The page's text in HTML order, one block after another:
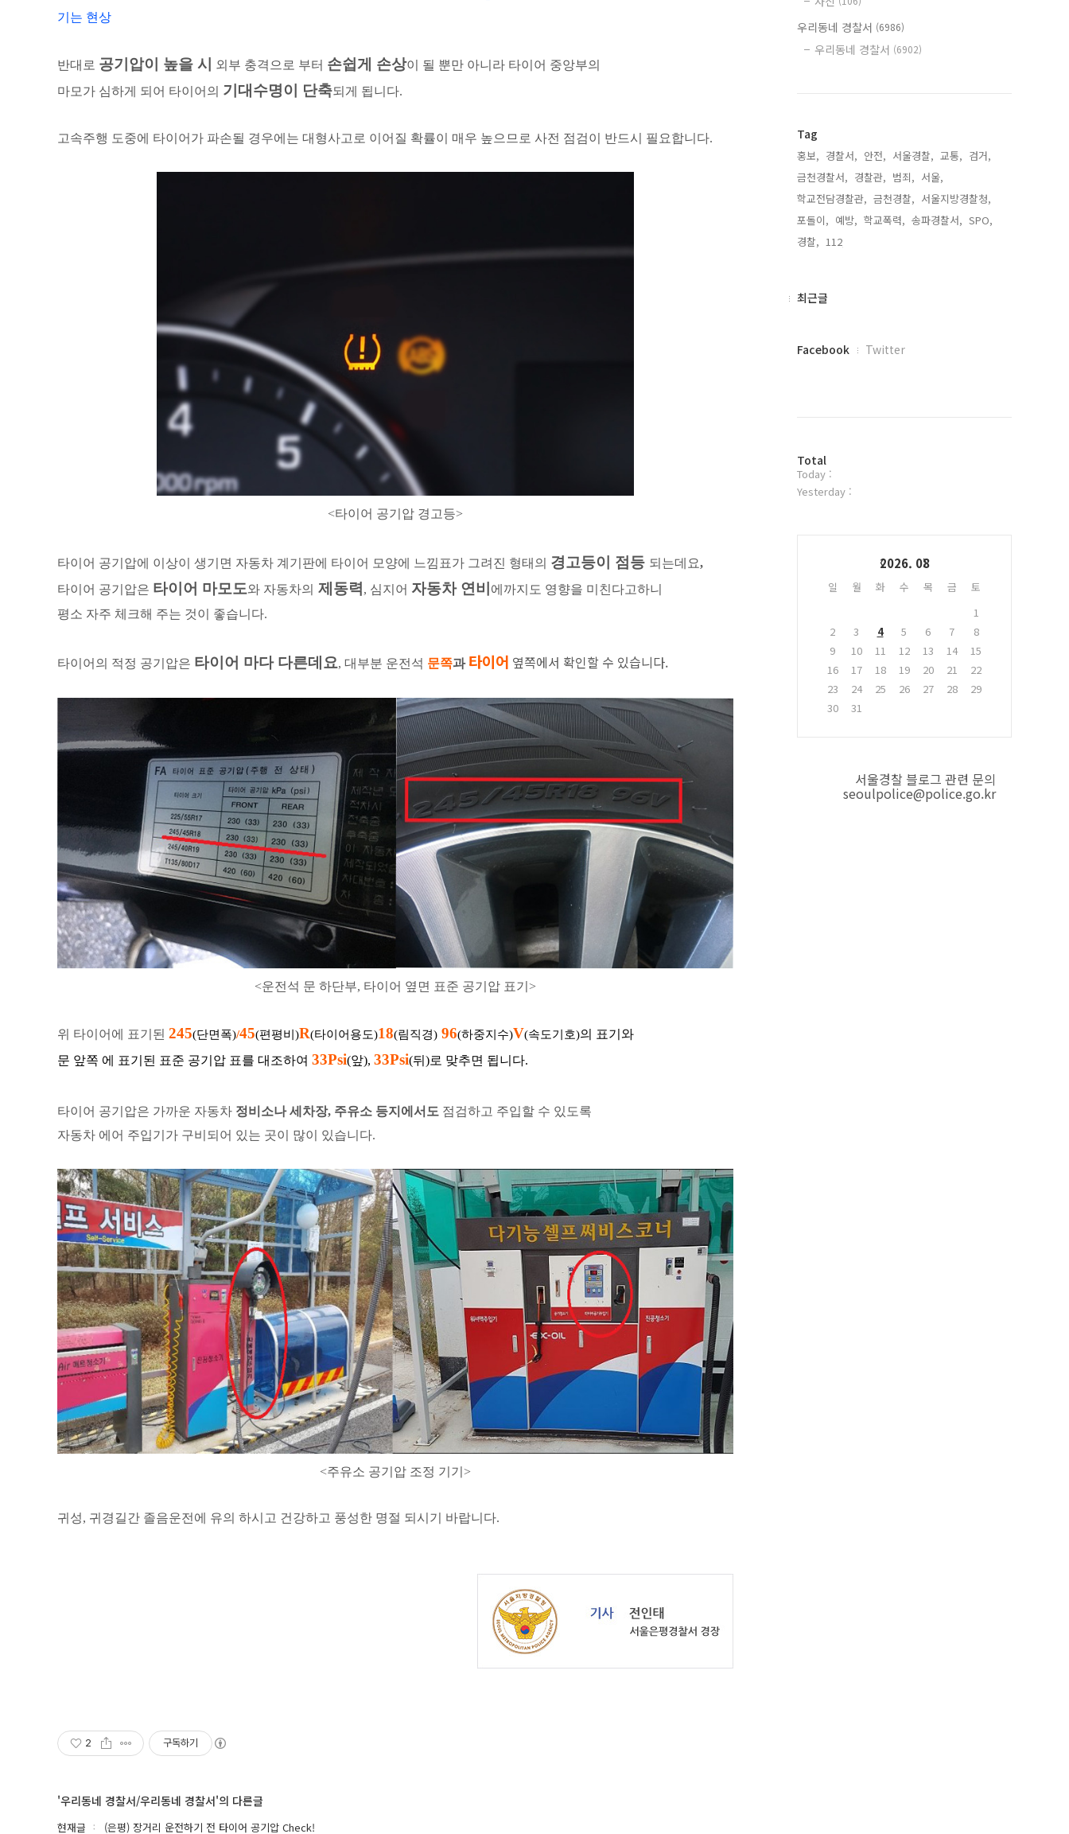
기는 현상
반대로 공기압이 높을 시 외부 충격으로 부터 손쉽게 손상이 될 뿐만 아니라 타이어 중앙부의
마모가 심하게 되어 타이어의 기대수명이 단축되게 됩니다.
고속주행 도중에 타이어가 파손될 경우에는 대형사고로 이어질 확률이 매우 높으므로 사전 점검이 반드시 필요합니다.
<타이어 공기압 경고등>
타이어 공기압에 이상이 생기면 자동차 계기판에 타이어 모양에 느낌표가 그려진 형태의 경고등이 점등 되는데요,
타이어 공기압은 타이어 마모도와 자동차의 제동력 , 심지어 자동차 연비 에까지도 영향을 미친다고하니
평소 자주 체크해 주는 것이 좋습니다.
타이어의 적정 공기압은 타이어 마다 다른데요, 대부분 운전석 문쪽과 타이어 옆쪽에서 확인할 수 있습니다.
<운전석 문 하단부, 타이어 옆면 표준 공기압 표기>
위 타이어에 표기된 245(단면폭)/45(편평비)R(타이어용도)18(림직경) 96(하중지수)V(속도기호)의 표기와
문 앞쪽 에 표기된 표준 공기압 표를 대조하여 33Psi(앞), 33Psi(뒤)로 맞추면 됩니다.
타이어 공기압은 가까운 자동차 정비소나 세차장, 주유소 등지에서도 점검하고 주입할 수 있도록
자동차 에어 주입기가 구비되어 있는 곳이 많이 있습니다.
<주유소 공기압 조정 기기>
귀성, 귀경길간 졸음운전에 유의 하시고 건강하고 풍성한 명절 되시기 바랍니다.
2 구독하기
'우리동네 경찰서/우리동네 경찰서'의 다른글
현재글 (은평) 장거리 운전하기 전 타이어 공기압 Check!
우리동네 경찰서 (6986)
우리동네 경찰서 (6902)
Tag
홍보, 경찰서, 안전, 서울경찰, 교통, 검거,
금천경찰서, 경찰관, 범죄, 서울,
학교전담경찰관, 금천경찰, 서울지방경찰청,
포돌이, 예방, 학교폭력, 송파경찰서, SPO,
경찰, 112,
최
최근글
페
플
러
그
Facebook Twitter
방
문
자
Total
Today :
Yesterday :
2026. 08
일 월 화 수 목 금
토
1
2
3 4 5 6 7
8
9
10 11 12 13 14
15
16
17 18 19 20 21
22
23
24 25 26 27 28
29
30
31
서울경찰 블로그 관련 문의
seoulpolice@police.go.kr